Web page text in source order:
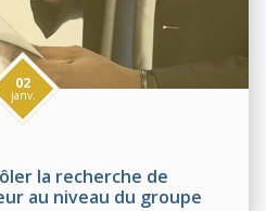
la recherche de
au niveau du groupe
02
janv.